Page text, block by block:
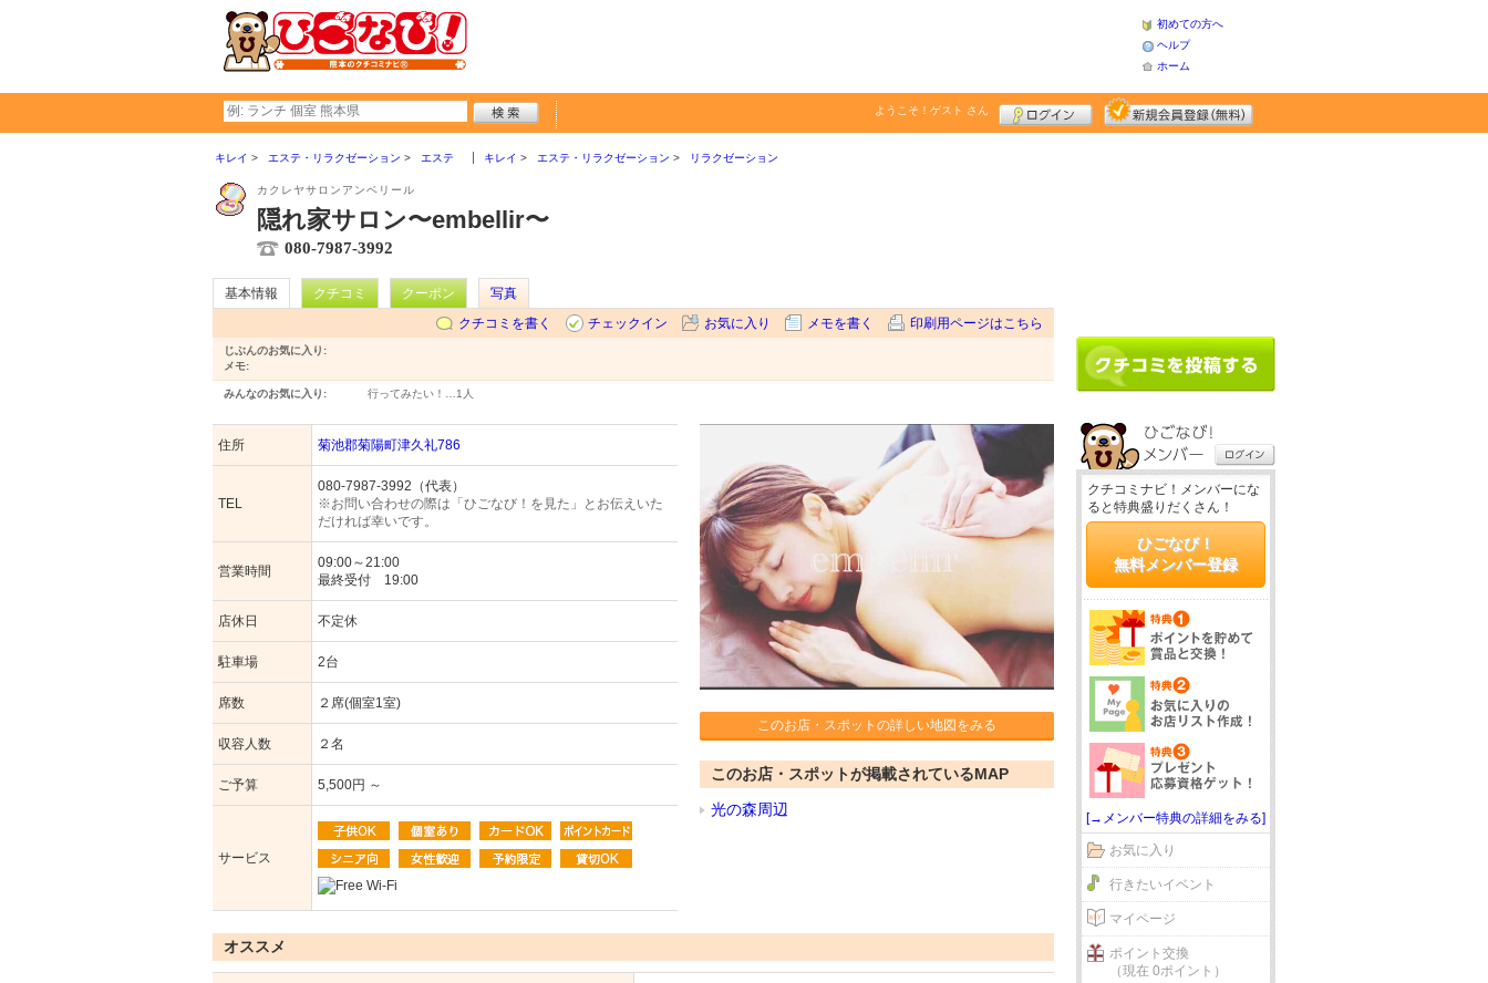
初めての方へ
ヘルプ
ホーム
ようこそ！ ゲスト さん
キレイ エステ・リラクゼーション エステ キレイ エステ・リラクゼーション リラクゼーション
カクレヤサロンアンベリール
隠れ家サロン〜embellir〜
080-7987-3992
基本情報 クチコミ クーポン
写真
クチコミを書く
チェックイン お気に入り メモを書く 印刷用ページはこちら
じぶんのお気に入り:
メモ:
みんなのお気に入り: 行ってみたい！… 1人
住所 菊池郡菊陽町津久礼786
TEL
080-7987-3992（代表）
※お問い合わせの際は「ひごなび！を見た」とお伝えいた
だければ幸いです。
営業時間
09:00～21:00
最終受付 19:00
店休日 不定休
駐車場 2台
席数 ２席(個室1室)
収容人数 ２名
ご予算 5,500円 ～
サービス
このお店・スポットの詳しい地図をみる
このお店・スポットが掲載されているMAP
光の森周辺
オススメ
クチコミナビ！メンバーにな
ると特典盛りだくさん！
ひごなび！
無料メンバー登録
[→メンバー特典の詳細をみる]
お気に入り
行きたいイベント
マイページ
ポイント交換
（現在 0ポイント）